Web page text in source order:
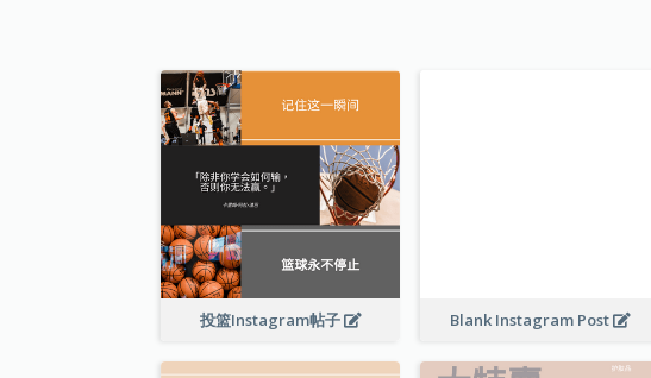
投篮Instagram帖子 Blank Instagram Post